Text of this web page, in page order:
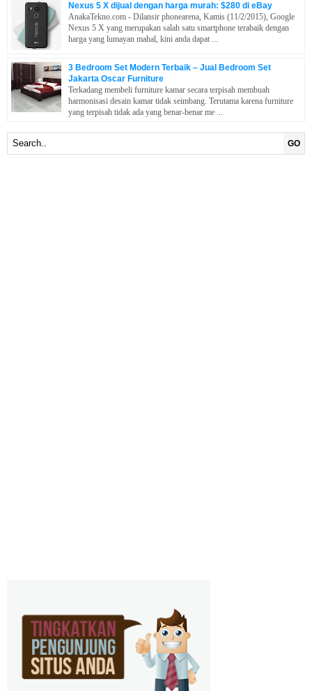
Nexus 5 X dijual dengan harga murah: $280 di eBay
AnakaTekno.com - Dilansir phonearena, Kamis (11/2/2015), Google
Nexus 5 X yang merupakan salah satu smartphone terabaik dengan
harga yang lumayan mahal, kini anda dapat ...
3 Bedroom Set Modern Terbaik – Jual Bedroom Set
Jakarta Oscar Furniture
Terkadang membeli furniture kamar secara terpisah membuah
harmonisasi desain kamar tidak seimbang. Terutama karena furniture
yang terpisah tidak ada yang benar-benar me ...
GO